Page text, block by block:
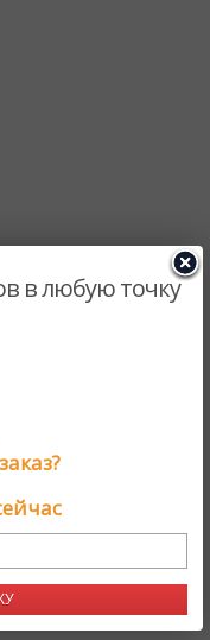
в любую точку